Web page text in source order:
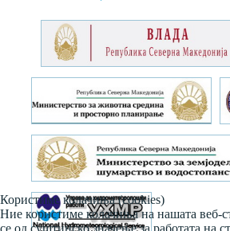
Користиме колачиња (cookies)
Ние користиме колачиња на нашата веб-
се од суштинско значење за работата на